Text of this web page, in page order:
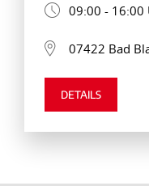
09:00 - 16:00
07422 Bad
DETAILS